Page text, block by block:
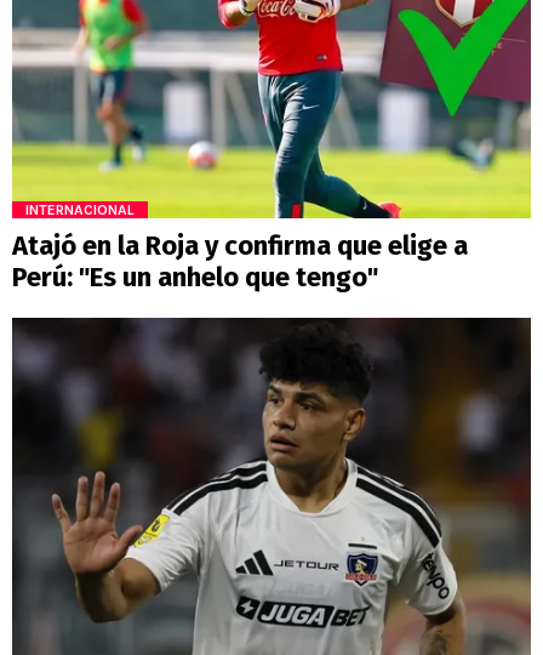
INTERNACIONAL
Atajó en la Roja y confirma que elige a
Perú: "Es un anhelo que tengo"